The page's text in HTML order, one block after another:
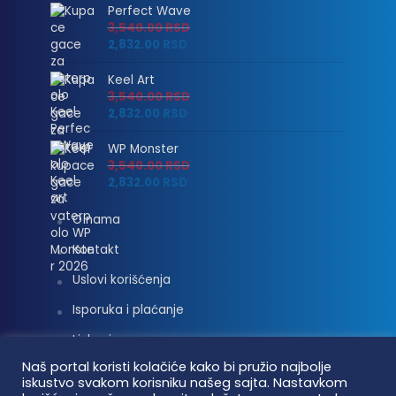
Perfect Wave
3,540.00RSD
2,832.00 RSD
Keel Art
3,540.00RSD
2,832.00 RSD
WP Monster
3,540.00RSD
2,832.00 RSD
O nama
Kontakt
Uslovi korišćenja
Isporuka i plaćanje
Linkovi
Moj nalog
Naš portal koristi kolačiće kako bi pružio najbolje
iskustvo svakom korisniku našeg sajta. Nastavkom